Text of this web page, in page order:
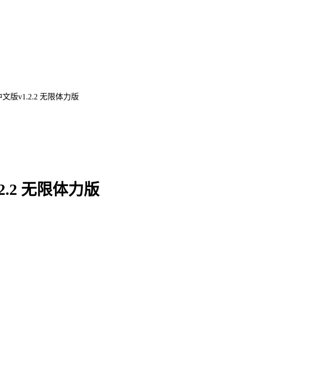
版v1.2.2 无限体力版
无限体力版